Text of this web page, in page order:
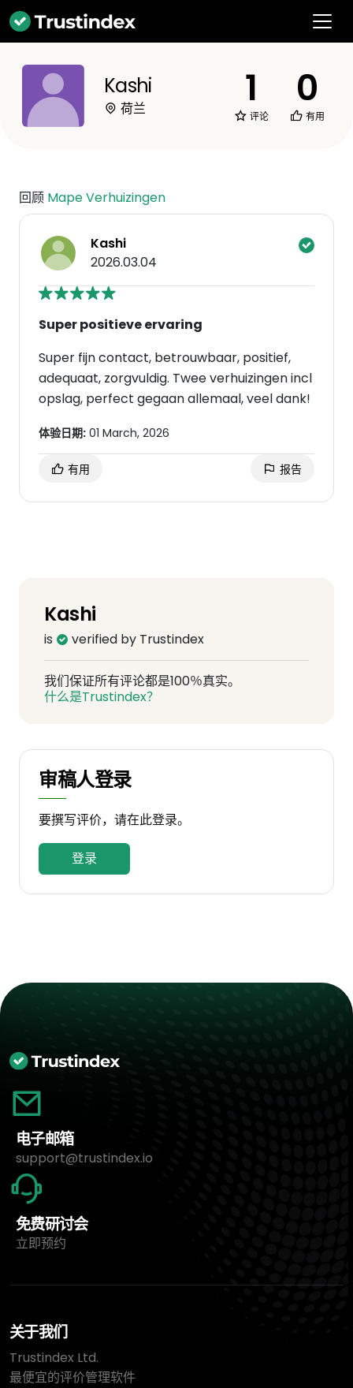
Kashi
荷兰 1
评论
0
有用
回顾 Mape Verhuizingen
Kashi
2026.03.04
Super positieve ervaring
Super fijn contact, betrouwbaar, positief,
adequaat, zorgvuldig. Twee verhuizingen incl
opslag, perfect gegaan allemaal, veel dank!
体验日期: 01 March, 2026
有用 报告
Kashi
is verified by Trustindex
我们保证所有评论都是100％真实。
什么是Trustindex？
审稿人登录
要撰写评价，请在此登录。
登录
电子邮箱
support@trustindex.io
免费研讨会
立即预约
关于我们
Trustindex Ltd.
最便宜的评价管理软件